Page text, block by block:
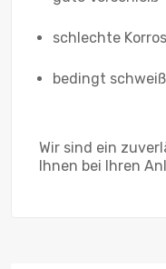
schlechte
bedingt
Wir sind ein
Ihnen bei Ihren